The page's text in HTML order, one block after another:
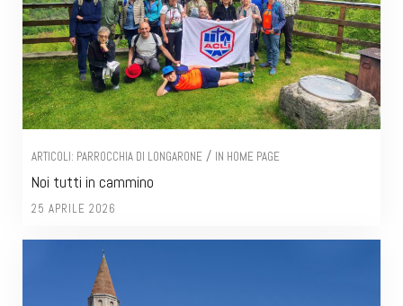
ARTICOLI: PARROCCHIA DI LONGARONE / IN HOME PAGE
Noi tutti in cammino
25 APRILE 2026